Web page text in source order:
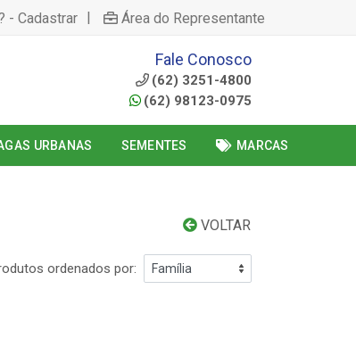
- Cadastrar | Área do Representante
Fale Conosco
(62) 3251-4800
(62) 98123-0975
URBANAS SEMENTES MARCAS
VOLTAR
ordenados por: